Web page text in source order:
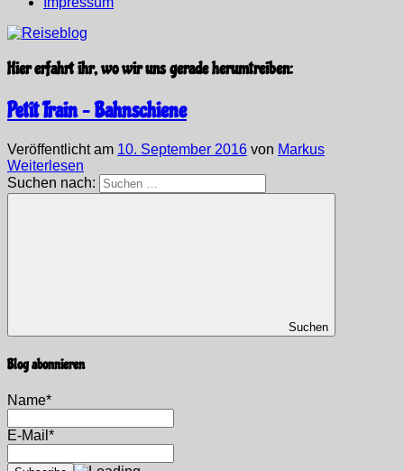
Hier erfahrt ihr, wo wir uns gerade herumtreiben:
Petit Train – Bahnschiene
Veröffentlicht am 10. September 2016 von Markus
Weiterlesen
Suchen nach:
Suchen
Blog abonnieren
Name*
E-Mail*